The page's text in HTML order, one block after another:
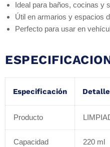
Ideal para baños, cocinas y
Útil en armarios y espacios
Perfecto para usar en
Especificación Detalle
Producto
Capacidad 220 ml